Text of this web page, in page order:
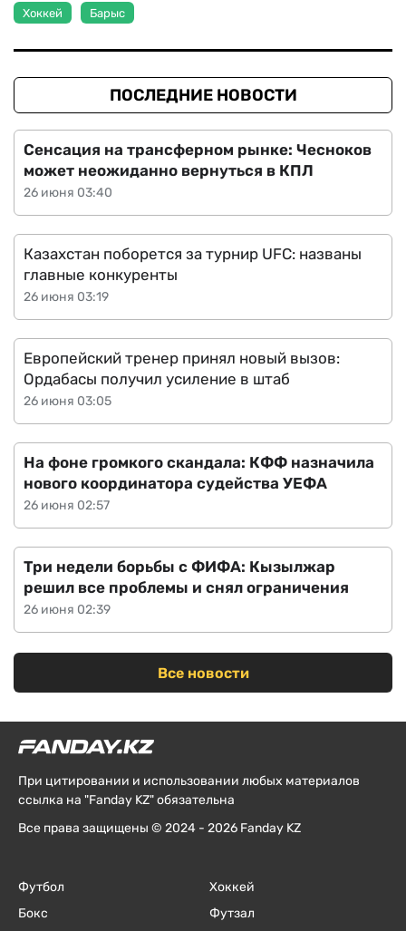
Хоккей Барыс
ПОСЛЕДНИЕ НОВОСТИ
26 июня 03:40
Сенсация на трансферном рынке: Чесноков
может неожиданно вернуться в КПЛ
26 июня 03:19
Казахстан поборется за турнир UFC: названы
главные конкуренты
26 июня 03:05
Европейский тренер принял новый вызов:
Ордабасы получил усиление в штаб
26 июня 02:57
На фоне громкого скандала: КФФ назначила
нового координатора судейства УЕФА
26 июня 02:39
Три недели борьбы с ФИФА: Кызылжар
решил все проблемы и снял ограничения
Все новости
При цитировании и использовании любых материалов
ссылка на "Fanday KZ" обязательна
Все права защищены © 2024 - 2026 Fanday KZ
Футбол
Бокс
Хоккей
Футзал